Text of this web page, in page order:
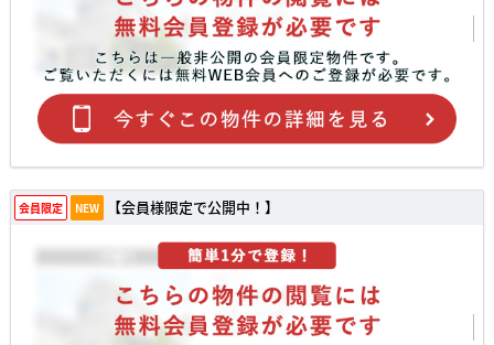
会員限定 NEW 【会員様限定で公開中！】